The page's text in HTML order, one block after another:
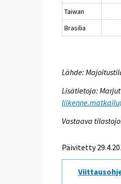
Taiwan
Brasilia
Lähde:
Lisätietoja: Marjut
Vastaava
Päivitetty